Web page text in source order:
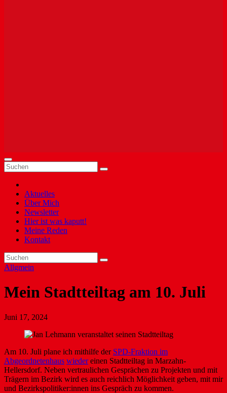
Aktuelles
Über Mich
Newsletter
Hier ist was kaputt!
Meine Reden
Kontakt
Allgmein
Mein Stadtteiltag am 10. Juli
Juni 17, 2024
Am 10. Juli plane ich mithilfe der SPD-Fraktion im
Abgeordnetenhaus wiedereinen Stadtteiltag in Marzahn-
Hellersdorf. Neben vertraulichen Gesprächen zu Projekten und mit
Trägern im Bezirk wird es auch reichlich Möglichkeit geben, mit mir
und Bezirkspolitiker:innen ins Gespräch zu kommen.